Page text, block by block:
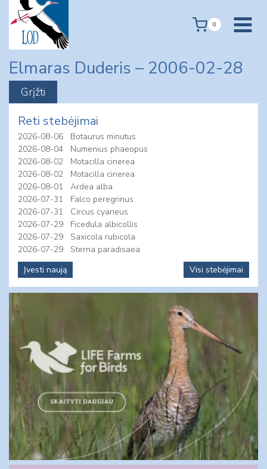
content
0
Elmaras Duderis – 2006-02-28
Reti stebėjimai
2026-08-06
Botaurus minutus
2026-08-04
Numenius phaeopus
2026-08-02
Motacilla cinerea
2026-08-02
Motacilla cinerea
2026-08-01
Ardea alba
2026-07-31
Falco peregrinus
2026-07-31
Circus cyaneus
2026-07-29
Ficedula albicollis
2026-07-29
Saxicola rubicola
2026-07-29
Sterna paradisaea
Įvesti naują
Visi stebėjimai